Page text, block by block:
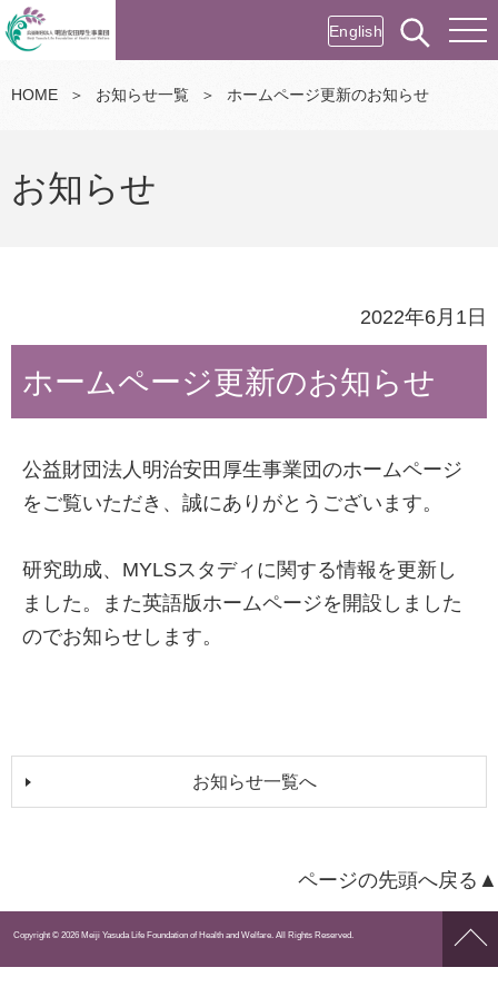
English
HOME ＞ お知らせ一覧 ＞ ホームページ更新のお知らせ
お知らせ
2022年6月1日
ホームページ更新のお知らせ
公益財団法人明治安田厚生事業団のホームページ
をご覧いただき、誠にありがとうございます。
研究助成、MYLSスタディに関する情報を更新し
ました。また英語版ホームページを開設しました
のでお知らせします。
お知らせ一覧へ
ページの先頭へ戻る▲
ペー
Copyright © 2026 Meiji Yasuda Life Foundation of Health and Welfare. All Rights Reserved.